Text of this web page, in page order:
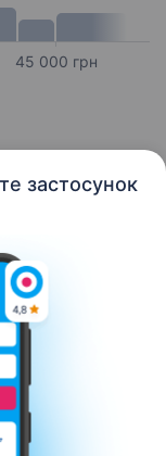
застосунок
45 000 грн
використання